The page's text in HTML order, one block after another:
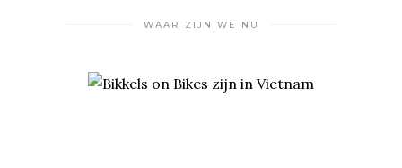
WAAR ZIJN WE NU